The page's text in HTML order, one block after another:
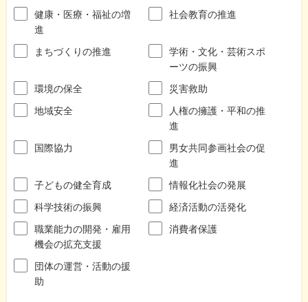
健康・医療・福祉の増
進
社会教育の推進
まちづくりの推進
学術・文化・芸術スポ
ーツの振興
環境の保全
災害救助
地域安全
人権の擁護・平和の推
進
国際協力
男女共同参画社会の促
進
子どもの健全育成
情報化社会の発展
科学技術の振興
経済活動の活発化
職業能力の開発・雇用
機会の拡充支援
消費者保護
団体の運営・活動の援
助